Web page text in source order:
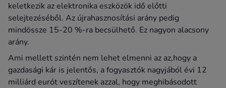
keletkezik az elektronika eszközök idő előtti
selejtezéséből. Az újrahasznosítási arány pedig
mindössze 15-20 %-ra becsülhető. Ez nagyon alacsony
arány.
Ami mellett szintén nem lehet elmenni az az,hogy a
gazdasági kár is jelentős, a fogyasztók nagyjából évi 12
milliárd eurót veszítenek azzal, hogy meghibásodott